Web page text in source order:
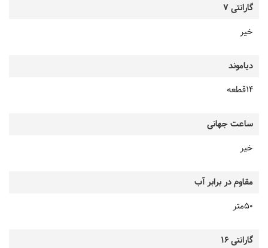
گارانتی 7
خیر
دیاموند
14قطعه
ساعت جهانی
خیر
مقاوم در برابر آب
50متر
گارانتی 16